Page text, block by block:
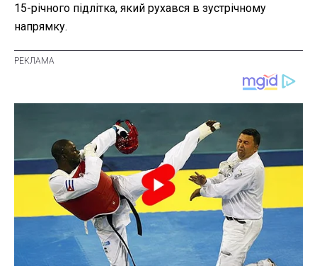
15-річного підлітка, який рухався в зустрічному
напрямку.